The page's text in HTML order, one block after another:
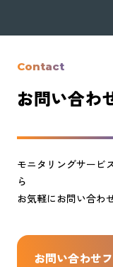
Contact
お問い合わ
モニタリングサービ
ら
お気軽にお問い合わ
お問い合わせ